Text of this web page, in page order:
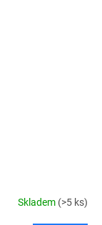
Skladem (>5 ks)